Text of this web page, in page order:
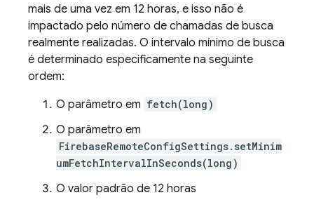
mais de uma vez em 12 horas, e isso não é
impactado pelo número de chamadas de busca
realmente realizadas. O intervalo mínimo de busca
é determinado especificamente na seguinte
ordem:
O parâmetro em fetch(long)
O parâmetro em
FirebaseRemoteConfigSettings.setMinim
umFetchIntervalInSeconds(long)
O valor padrão de 12 horas